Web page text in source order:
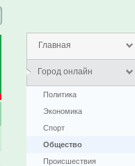
Главная
Город онлайн
Политика
Экономика
Спорт
Общество
Проиcшествия